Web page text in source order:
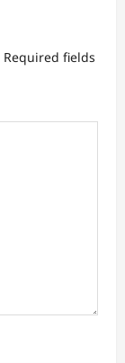
Required fields